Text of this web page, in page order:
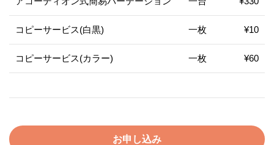
コピーサービス(白黒) 一枚 ¥10
コピーサービス(カラー) 一枚 ¥60
お申し込み